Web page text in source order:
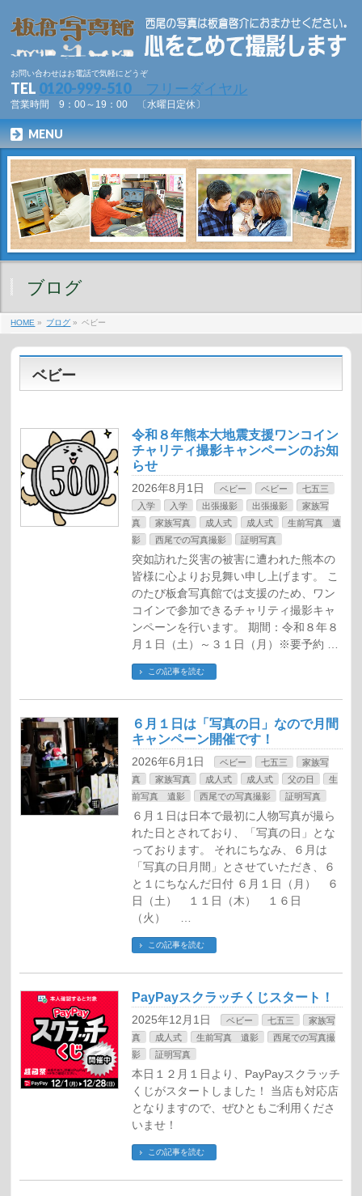
お問い合わせはお電話で気軽にどうぞ
TEL 0120-999-510 フリーダイヤル
営業時間 9：00～19：00 〔水曜日定休〕
MENU
ブログ
HOME » ブログ » ベビー
ベビー
令和８年熊本大地震支援ワンコイン
チャリティ撮影キャンペーンのお知
らせ
2026年8月1日 ベビー ベビー
七五三
入学
入学 出張撮影 出張撮影
家族写
真
家族写真 成人式 成人式
生前写真 遺
影
西尾での写真撮影 証明写真
突如訪れた災害の被害に遭われた熊本の
皆様に心よりお見舞い申し上げます。 こ
のたび板倉写真館では支援のため、ワン
コインで参加できるチャリティ撮影キャ
ンペーンを行います。 期間：令和８年８
月１日（土）～３１日（月）※要予約 …
この記事を読む
６月１日は「写真の日」なので月間
キャンペーン開催です！
2026年6月1日 ベビー 七五三
家族写
真
家族写真 成人式 成人式 父の日
生
前写真 遺影
西尾での写真撮影 証明写真
６月１日は日本で最初に人物写真が撮ら
れた日とされており、「写真の日」とな
っております。 それにちなみ、６月は
「写真の日月間」とさせていただき、６
と１にちなんだ日付 ６月１日（月） ６
日（土） １１日（木） １６日
（火） …
この記事を読む
PayPayスクラッチくじスタート！
2025年12月1日 ベビー 七五三
家族写
真
成人式 生前写真 遺影
西尾での写真撮
影
証明写真
本日１２月１日より、PayPayスクラッチ
くじがスタートしました！ 当店も対応店
となりますので、ぜひともご利用くださ
いませ！
この記事を読む